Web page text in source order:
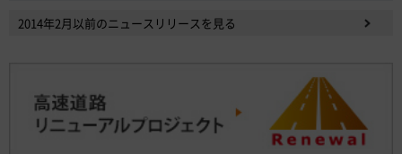
2014年2月以前のニュースリリースを見る